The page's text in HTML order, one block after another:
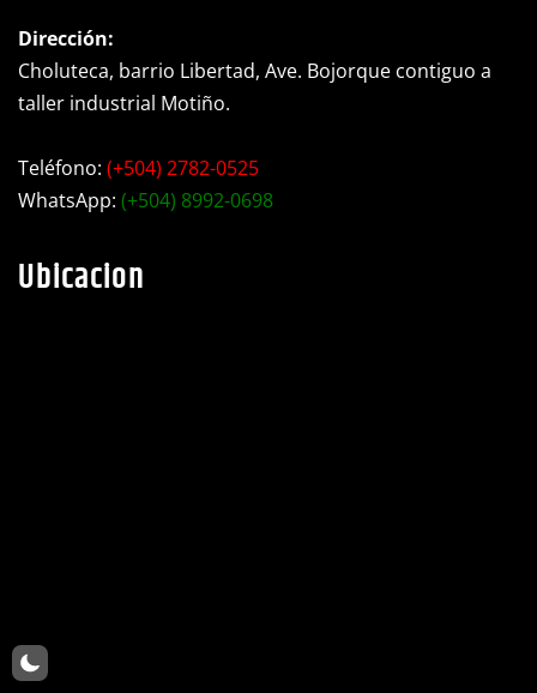
Dirección:
Choluteca, barrio Libertad, Ave. Bojorque contiguo a
taller industrial Motiño.
Teléfono: (+504) 2782-0525
WhatsApp: (+504) 8992-0698
Ubicacion